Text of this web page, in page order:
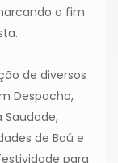
o fim
de diversos
Despacho,
Saudade,
de Baú e
para